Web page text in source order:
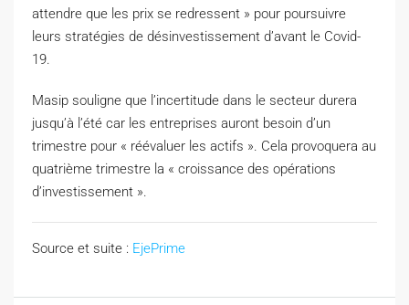
attendre que les prix se redressent » pour poursuivre
leurs stratégies de désinvestissement d’avant le Covid-
19.
Masip souligne que l’incertitude dans le secteur durera
jusqu’à l’été car les entreprises auront besoin d’un
trimestre pour « réévaluer les actifs ». Cela provoquera au
quatrième trimestre la « croissance des opérations
d’investissement ».
Source et suite : EjePrime